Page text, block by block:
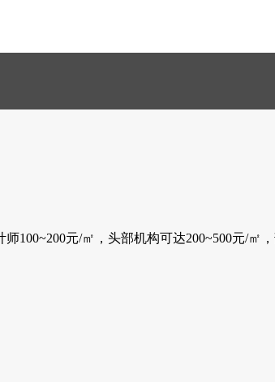
元/㎡，头部机构可达200~500元/㎡